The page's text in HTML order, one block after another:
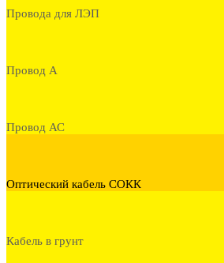
Провода для ЛЭП
Провод А
Провод АС
Оптический кабель СОКК
Кабель в грунт